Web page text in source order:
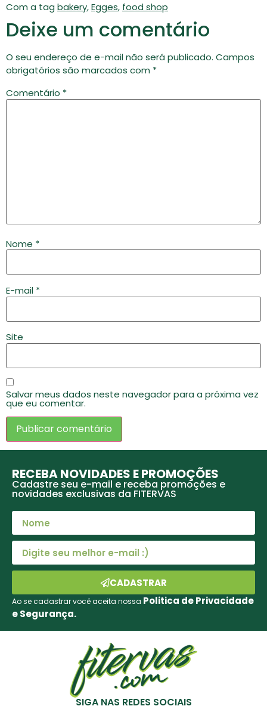
Com a tag bakery,Egges, food shop
Deixe um comentário
O seu endereço de e-mail não será publicado. Campos
obrigatórios são marcados com *
Comentário *
Nome *
E-mail *
Site
Salvar meus dados neste navegador para a próxima vez
que eu comentar.
RECEBA NOVIDADES E PROMOÇÕES
Cadastre seu e-mail e receba promoções e
novidades exclusivas da FITERVAS
CADASTRAR
Ao se cadastrar você aceita nossa Politica de Privacidade
e Segurança.
SIGA NAS REDES SOCIAIS